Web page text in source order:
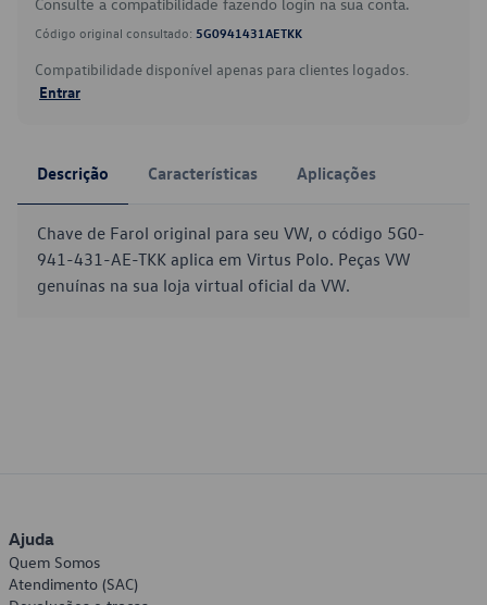
Código original consultado: 5G0941431AETKK
Compatibilidade disponível apenas para clientes logados.
Entrar
Descrição Características Aplicações
Chave de Farol original para seu VW, o código 5G0-
941-431-AE-TKK aplica em Virtus Polo. Peças VW
genuínas na sua loja virtual oficial da VW.
Ajuda
Quem Somos
Atendimento (SAC)